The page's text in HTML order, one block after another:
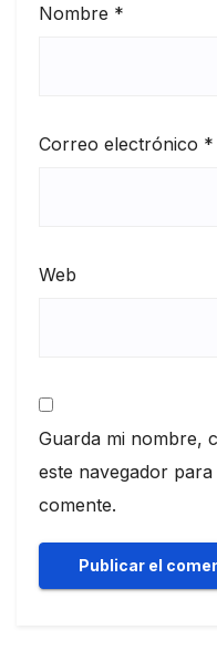
Nombre *
Correo electrónico *
Web
Guarda mi nombre,
este navegador
comente.